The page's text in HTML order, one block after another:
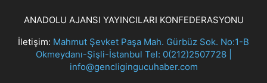
ANADOLU AJANSI YAYINCILARI KONFEDERASYONU
İletişim: Mahmut Şevket Paşa Mah. Gürbüz Sok. No:1-B
Okmeydanı-Şişli-İstanbul Tel: 0(212)2507728 |
info@gencligingucuhaber.com